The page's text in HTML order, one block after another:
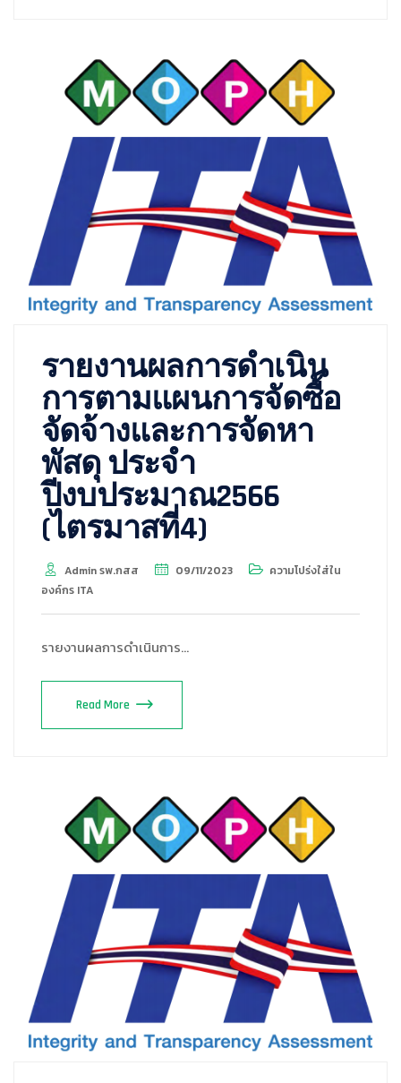
รายงานผลการดำเนิน
การตามแผนการจัดซื้อ
จัดจ้างและการจัดหา
พัสดุ ประจำ
ปีงบประมาณ2566
(ไตรมาสที่4)
Admin รพ.กสส 09/11/2023
ความโปร่งใส่ใน
องค์กร ITA
รายงานผลการดำเนินการ…
Read More